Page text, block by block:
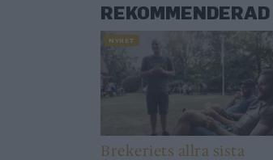
NYHET
Brekeriets allra sista